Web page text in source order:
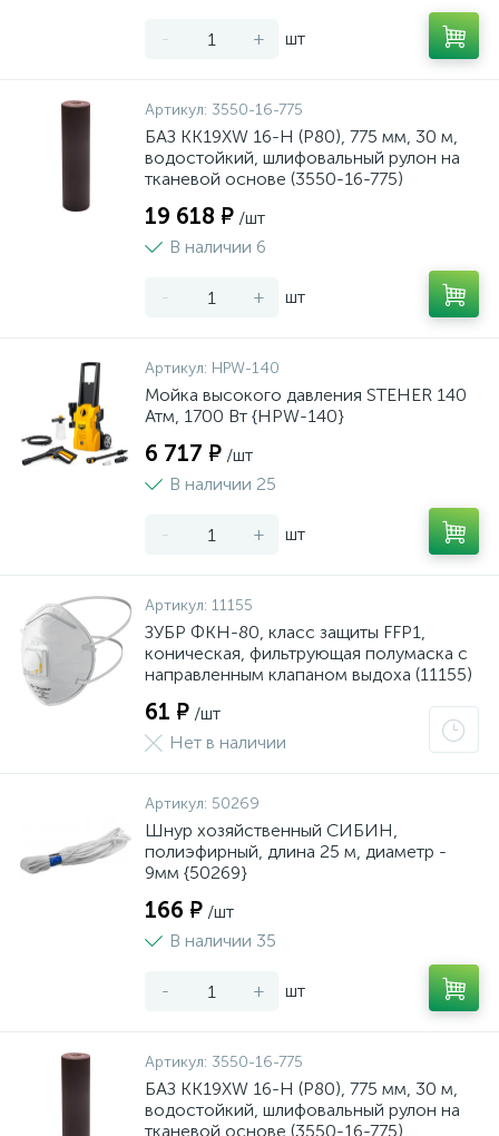
- + шт
Артикул: 3550-16-775
БАЗ KK19XW 16-H (Р80), 775 мм, 30 м,
водостойкий, шлифовальный рулон на
тканевой основе (3550-16-775)
19 618 ₽ /шт
В наличии 6
- + шт
Артикул: HPW-140
Мойка высокого давления STEHER 140
Атм, 1700 Вт {HPW-140}
6 717 ₽ /шт
В наличии 25
- + шт
Артикул: 11155
ЗУБР ФКН-80, класс защиты FFP1,
коническая, фильтрующая полумаска с
направленным клапаном выдоха (11155)
61 ₽ /шт
Нет в наличии
Артикул: 50269
Шнур хозяйственный СИБИН,
полиэфирный, длина 25 м, диаметр -
9мм {50269}
166 ₽ /шт
В наличии 35
- + шт
Артикул: 3550-16-775
БАЗ KK19XW 16-H (Р80), 775 мм, 30 м,
водостойкий, шлифовальный рулон на
тканевой основе (3550-16-775)